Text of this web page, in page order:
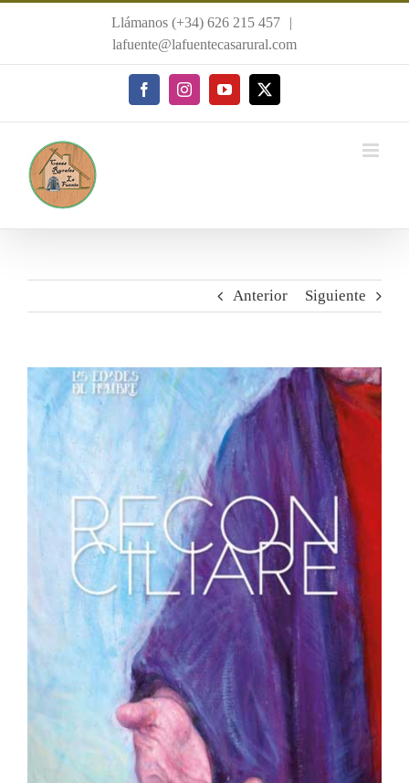
Llámanos (+34) 626 215 457
|
lafuente@lafuentecasarural.com
FacebookInstagramYouTube
X
Anterior Siguiente